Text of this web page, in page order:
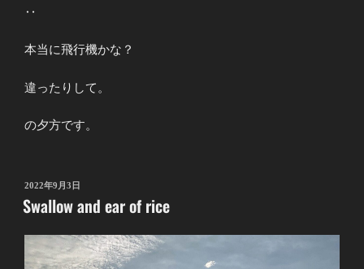
‥
本当に飛行機かな？
違ったりして。
の夕方です。
投
稿
日:
2022年9月3日
Swallow and ear of rice